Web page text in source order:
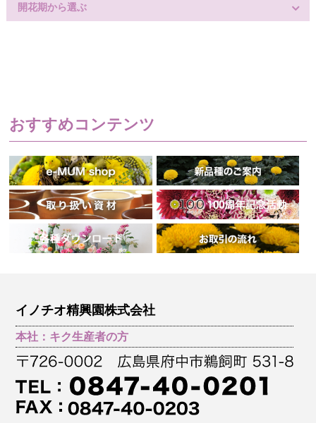
開花期から選ぶ
おすすめコンテンツ
イノチオ精興園株式会社
本社：キク生産者の方